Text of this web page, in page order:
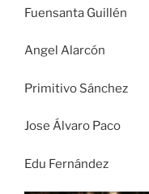
Fuensanta Guillén
Angel Alarcón
Primitivo Sánchez
Jose Álvaro Paco
Edu Fernández